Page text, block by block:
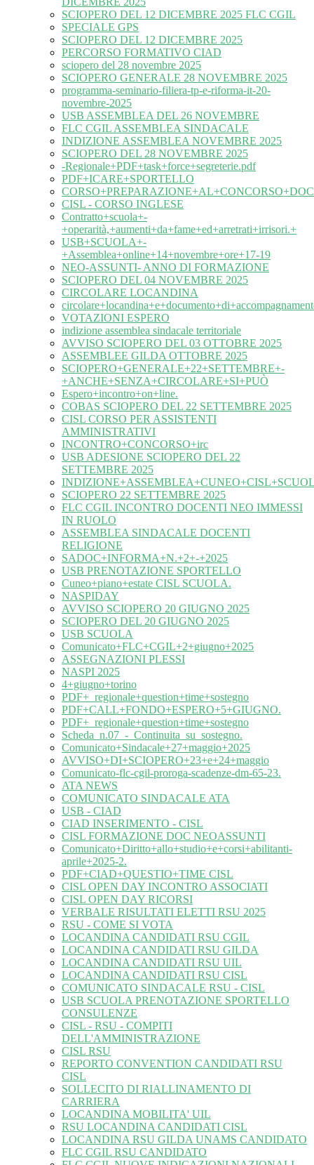
SCIOPERO DEL 12 DICEMBRE 2025 FLC CGIL
SPECIALE GPS
SCIOPERO DEL 12 DICEMBRE 2025
PERCORSO FORMATIVO CIAD
sciopero del 28 novembre 2025
SCIOPERO GENERALE 28 NOVEMBRE 2025
programma-seminario-filiera-tp-e-riforma-it-20-
novembre-2025
USB ASSEMBLEA DEL 26 NOVEMBRE
FLC CGIL ASSEMBLEA SINDACALE
INDIZIONE ASSEMBLEA NOVEMBRE 2025
SCIOPERO DEL 28 NOVEMBRE 2025
-Regionale+PDF+task+force+segreterie.pdf
PDF+ICARE+SPORTELLO
CISL - CORSO INGLESE
Contratto+scuola+-
+operarità,+aumenti+da+fame+ed+arretrati+irrisori.+
USB+SCUOLA+-
+Assemblea+online+14+novembre+ore+17-19
NEO-ASSUNTI- ANNO DI FORMAZIONE
SCIOPERO DEL 04 NOVEMBRE 2025
CIRCOLARE LOCANDINA
VOTAZIONI ESPERO
indizione assemblea sindacale territoriale
AVVISO SCIOPERO DEL 03 OTTOBRE 2025
ASSEMBLEE GILDA OTTOBRE 2025
SCIOPERO+GENERALE+22+SETTEMBRE+-
+ANCHE+SENZA+CIRCOLARE+SI+PUÒ
Espero+incontro+on+line.
COBAS SCIOPERO DEL 22 SETTEMBRE 2025
CISL CORSO PER ASSISTENTI
AMMINISTRATIVI
INCONTRO+CONCORSO+irc
USB ADESIONE SCIOPERO DEL 22
SETTEMBRE 2025
SCIOPERO 22 SETTEMBRE 2025
FLC CGIL INCONTRO DOCENTI NEO IMMESSI
IN RUOLO
ASSEMBLEA SINDACALE DOCENTI
RELIGIONE
SADOC+INFORMA+N.+2+-+2025
USB PRENOTAZIONE SPORTELLO
Cuneo+piano+estate CISL SCUOLA.
NASPIDAY
AVVISO SCIOPERO 20 GIUGNO 2025
SCIOPERO DEL 20 GIUGNO 2025
USB SCUOLA
Comunicato+FLC+CGIL+2+giugno+2025
ASSEGNAZIONI PLESSI
NASPI 2025
4+giugno+torino
PDF+_regionale+question+time+sostegno
PDF+CALL+FONDO+ESPERO+5+GIUGNO.
PDF+_regionale+question+time+sostegno
Scheda_n.07_-_Continuita_su_sostegno.
Comunicato+Sindacale+27+maggio+2025
AVVISO+DI+SCIOPERO+23+e+24+maggio
Comunicato-flc-cgil-proroga-scadenze-dm-65-23.
ATA NEWS
COMUNICATO SINDACALE ATA
USB - CIAD
CIAD INSERIMENTO - CISL
CISL FORMAZIONE DOC NEOASSUNTI
Comunicato+Diritto+allo+studio+e+corsi+abilitanti-
aprile+2025-2.
PDF+CIAD+QUESTIO+TIME CISL
CISL OPEN DAY INCONTRO ASSOCIATI
CISL OPEN DAY RICORSI
VERBALE RISULTATI ELETTI RSU 2025
RSU - COME SI VOTA
LOCANDINA CANDIDATI RSU CGIL
LOCANDINA CANDIDATI RSU GILDA
LOCANDINA CANDIDATI RSU UIL
LOCANDINA CANDIDATI RSU CISL
COMUNICATO SINDACALE RSU - CISL
USB SCUOLA PRENOTAZIONE SPORTELLO
CONSULENZE
CISL - RSU - COMPITI
DELL'AMMINISTRAZIONE
CISL RSU
REPORTO CONVENTION CANDIDATI RSU
CISL
SOLLECITO DI RIALLINAMENTO DI
CARRIERA
LOCANDINA MOBILITA' UIL
RSU LOCANDINA CANDIDATI CISL
LOCANDINA RSU GILDA UNAMS CANDIDATO
FLC CGIL RSU CANDIDATO